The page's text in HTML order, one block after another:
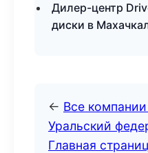
Дилер-центр
диски в
← Все
Уральский
Главная